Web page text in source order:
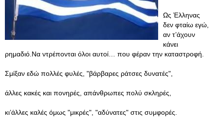
Ως Έλληνας
δεν φταίω εγώ,
αν τ’άχουν
κάνει
ρημαδιό.Να ντρέπονται όλοι αυτοί… που φέραν την καταστροφή.
Σμίξαν εδώ πολλές φυλές, "βάρβαρες ράτσες δυνατές",
άλλες κακές και πονηρές, απάνθρωπες πολύ σκληρές,
κι’άλλες καλές όμως "μικρές", "αδύνατες" στις συμφορές.